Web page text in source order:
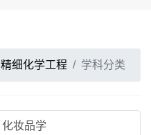
精细化学工程 学科分类
化妆品学